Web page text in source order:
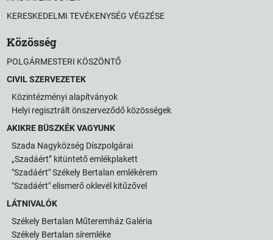
KERESKEDELMI TEVÉKENYSÉG VÉGZÉSE
Közösség
POLGÁRMESTERI KÖSZÖNTŐ
CIVIL SZERVEZETEK
Közintézményi alapítványok
Helyi regisztrált önszerveződő közösségek
AKIKRE BÜSZKÉK VAGYUNK
Szada Nagyközség Díszpolgárai
„Szadáért” kitüntető emlékplakett
"Szadáért" Székely Bertalan emlékérem
"Szadáért" elismerő oklevél kitűzővel
LÁTNIVALÓK
Székely Bertalan Műteremház Galéria
Székely Bertalan síremléke